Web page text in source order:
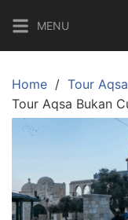
content
MENU
Home
Tour Aqsa
Tour Aqsa Bukan